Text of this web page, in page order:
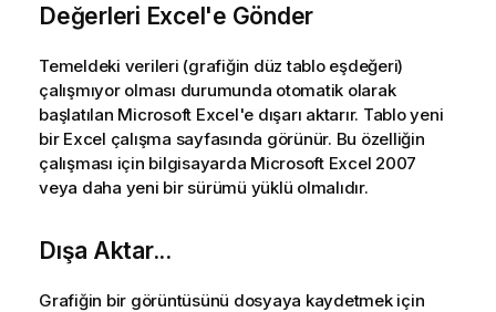
Değerleri Excel'e Gönder
Temeldeki verileri (grafiğin düz tablo eşdeğeri)
çalışmıyor olması durumunda otomatik olarak
başlatılan Microsoft Excel'e dışarı aktarır. Tablo yeni
bir Excel çalışma sayfasında görünür. Bu özelliğin
çalışması için bilgisayarda Microsoft Excel 2007
veya daha yeni bir sürümü yüklü olmalıdır.
Dışa Aktar...
Grafiğin bir görüntüsünü dosyaya kaydetmek için